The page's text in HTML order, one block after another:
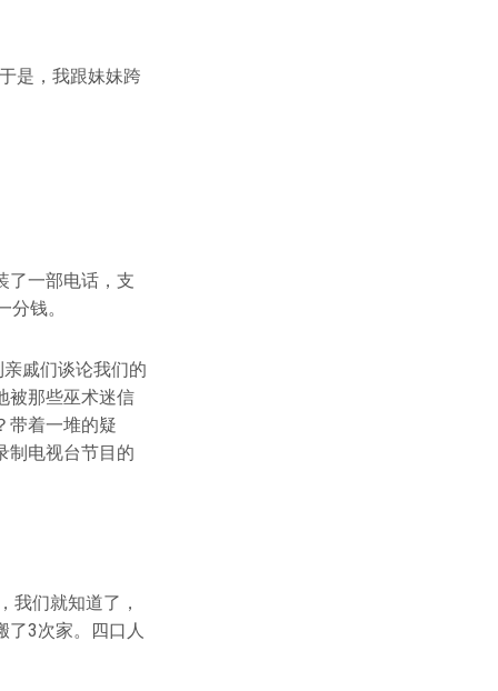
是，我跟妹妹跨
了一部电话，支
钱。
戚们谈论我们的
被那些巫术迷信
带着一堆的疑
制电视台节目的
我们就知道了，
了3次家。四口人